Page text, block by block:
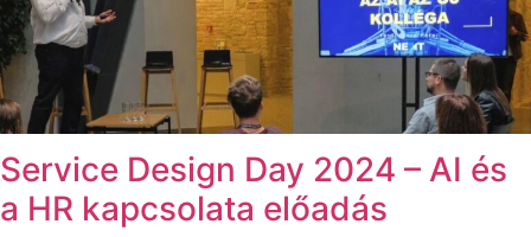
Service Design Day 2024 – AI és
a HR kapcsolata előadás